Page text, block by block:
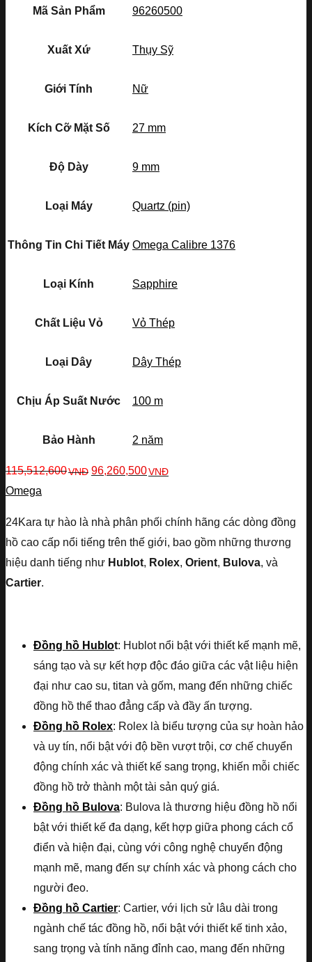
Mã Sản Phẩm 96260500
Xuất Xứ Thụy Sỹ
Giới Tính Nữ
Kích Cỡ Mặt Số 27 mm
Độ Dày 9 mm
Loại Máy Quartz (pin)
Thông Tin Chi Tiết Máy Omega Calibre 1376
Loại Kính Sapphire
Chất Liệu Vỏ Vỏ Thép
Loại Dây Dây Thép
Chịu Áp Suất Nước 100 m
Bảo Hành 2 năm
115,512,600VNĐ 96,260,500VNĐ
Omega
24Kara tự hào là nhà phân phối chính hãng các dòng đồng
hồ cao cấp nổi tiếng trên thế giới, bao gồm những thương
hiệu danh tiếng như Hublot, Rolex, Orient, Bulova, và
Cartier.
Đồng hồ Hublot: Hublot nổi bật với thiết kế mạnh mẽ,
sáng tạo và sự kết hợp độc đáo giữa các vật liệu hiện
đại như cao su, titan và gốm, mang đến những chiếc
đồng hồ thể thao đẳng cấp và đầy ấn tượng.
Đồng hồ Rolex: Rolex là biểu tượng của sự hoàn hảo
và uy tín, nổi bật với độ bền vượt trội, cơ chế chuyển
động chính xác và thiết kế sang trọng, khiến mỗi chiếc
đồng hồ trở thành một tài sản quý giá.
Đồng hồ Bulova: Bulova là thương hiệu đồng hồ nổi
bật với thiết kế đa dạng, kết hợp giữa phong cách cổ
điển và hiện đại, cùng với công nghệ chuyển động
mạnh mẽ, mang đến sự chính xác và phong cách cho
người đeo.
Đồng hồ Cartier: Cartier, với lịch sử lâu dài trong
ngành chế tác đồng hồ, nổi bật với thiết kế tinh xảo,
sang trọng và tính năng đỉnh cao, mang đến những